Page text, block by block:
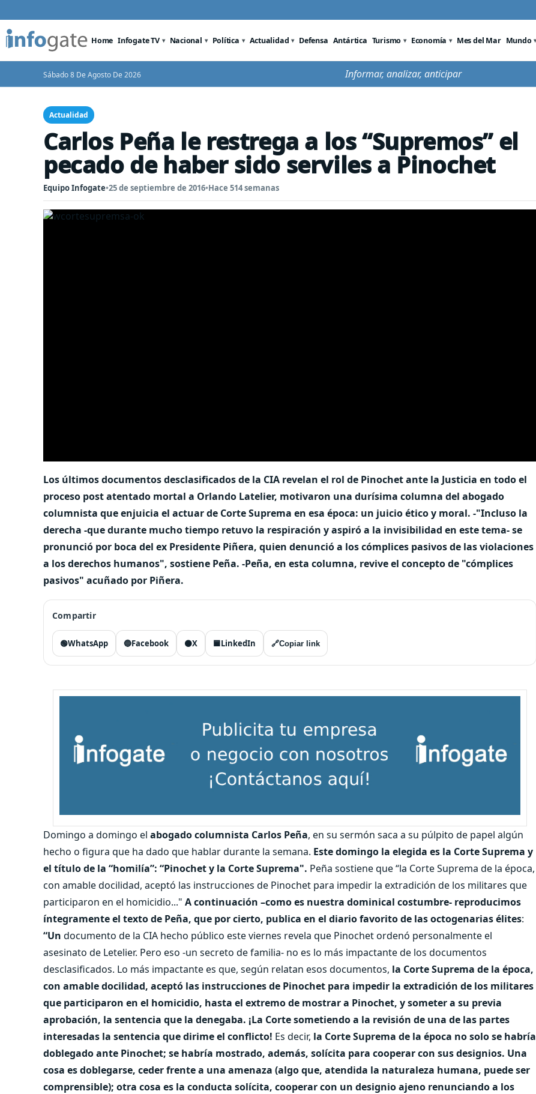
Home Infogate TV Nacional Política Actualidad Defensa Antártica Turismo Economía Mes del Mar Mundo
Sábado 8 De Agosto De 2026 Informar, analizar, anticipar
Actualidad
Carlos Peña le restrega a los “Supremos” el
pecado de haber sido serviles a Pinochet
Equipo Infogate•25 de septiembre de 2016•Hace 514 semanas
Los últimos documentos desclasificados de la CIA revelan el rol de Pinochet ante la Justicia en todo el
proceso post atentado mortal a Orlando Latelier, motivaron una durísima columna del abogado
columnista que enjuicia el actuar de Corte Suprema en esa época: un juicio ético y moral. -"Incluso la
derecha -que durante mucho tiempo retuvo la respiración y aspiró a la invisibilidad en este tema- se
pronunció por boca del ex Presidente Piñera, quien denunció a los cómplices pasivos de las violaciones
a los derechos humanos", sostiene Peña. -Peña, en esta columna, revive el concepto de "cómplices
pasivos" acuñado por Piñera.
Compartir
🟢WhatsApp 🔵Facebook ⚫X 🟦LinkedIn 🔗Copiar link
Domingo a domingo el abogado columnista Carlos Peña, en su sermón saca a su púlpito de papel algún
hecho o figura que ha dado que hablar durante la semana. Este domingo la elegida es la Corte Suprema y
el título de la “homilía”: “Pinochet y la Corte Suprema". Peña sostiene que “la Corte Suprema de la época,
con amable docilidad, aceptó las instrucciones de Pinochet para impedir la extradición de los militares que
participaron en el homicidio..." A continuación –como es nuestra dominical costumbre- reproducimos
íntegramente el texto de Peña, que por cierto, publica en el diario favorito de las octogenarias élites:
“Un documento de la CIA hecho público este viernes revela que Pinochet ordenó personalmente el
asesinato de Letelier. Pero eso -un secreto de familia- no es lo más impactante de los documentos
desclasificados. Lo más impactante es que, según relatan esos documentos, la Corte Suprema de la época,
con amable docilidad, aceptó las instrucciones de Pinochet para impedir la extradición de los militares
que participaron en el homicidio, hasta el extremo de mostrar a Pinochet, y someter a su previa
aprobación, la sentencia que la denegaba. ¡La Corte sometiendo a la revisión de una de las partes
interesadas la sentencia que dirime el conflicto! Es decir, la Corte Suprema de la época no solo se habría
doblegado ante Pinochet; se habría mostrado, además, solícita para cooperar con sus designios. Una
cosa es doblegarse, ceder frente a una amenaza (algo que, atendida la naturaleza humana, puede ser
comprensible); otra cosa es la conducta solícita, cooperar con un designio ajeno renunciando a los